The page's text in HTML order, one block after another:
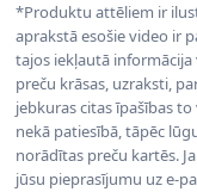
*Produktu attēliem ir
aprakstā esošie video ir
tajos iekļautā
preču krāsas, uzraksti,
jebkuras citas īpašības
nekā patiesībā, tāpēc
norādītas preču kartēs.
jūsu pieprasījumu uz e-